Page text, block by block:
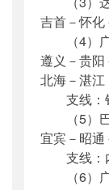
吉首－怀化
（4）广
遵义－贵阳
北海－湛江
支线：
（5）巴
宜宾－昭通
支线：
（6）广